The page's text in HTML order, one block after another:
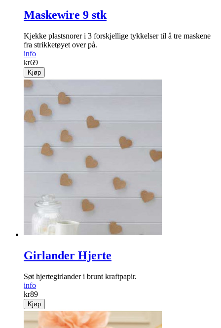
Maskewire 9 stk
Kjekke plastsnorer i 3 forskjellige tykkelser til å tre maskene
fra strikketøyet over på.
info
kr69
Kjøp
Girlander Hjerte
Søt hjertegirlander i brunt kraftpapir.
info
kr89
Kjøp